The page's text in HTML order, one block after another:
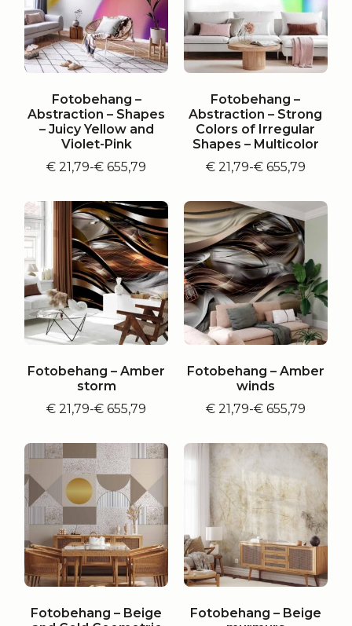
Fotobehang –
Abstraction – Shapes
– Juicy Yellow and
Violet-Pink
€ 21,79-€ 655,79
Prijsklasse:
tot
€ 655,79
Fotobehang –
Abstraction – Strong
Colors of Irregular
Shapes – Multicolor
€21,79-€655,79
Prijsklasse:
tot
€ 655,79
Fotobehang – Amber
storm
€ 21,79-€ 655,79
Prijsklasse:
tot
€ 655,79
Fotobehang – Amber
winds
€21,79-€655,79
Prijsklasse:
tot
€ 655,79
Fotobehang – Beige
Fotobehang – Beige